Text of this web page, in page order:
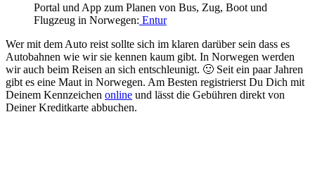
Portal und App zum Planen von Bus, Zug, Boot und
Flugzeug in Norwegen: Entur
Wer mit dem Auto reist sollte sich im klaren darüber sein dass es
Autobahnen wie wir sie kennen kaum gibt. In Norwegen werden
wir auch beim Reisen an sich entschleunigt. 🙂 Seit ein paar Jahren
gibt es eine Maut in Norwegen. Am Besten registrierst Du Dich mit
Deinem Kennzeichen online und lässt die Gebühren direkt von
Deiner Kreditkarte abbuchen.